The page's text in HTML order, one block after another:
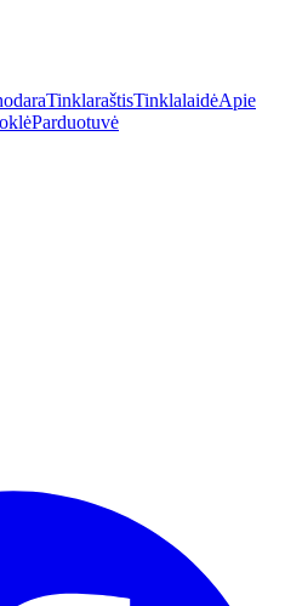
TinklaraštisTinklalaidėApie
Parduotuvė